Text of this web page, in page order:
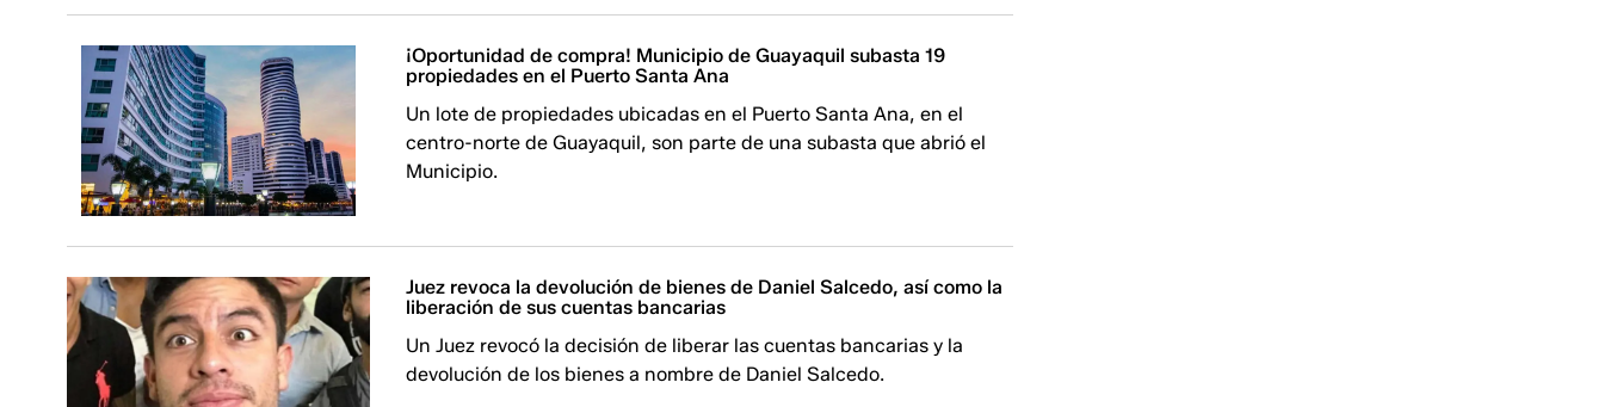
¡Oportunidad de compra! Municipio de Guayaquil subasta 19
propiedades en el Puerto Santa Ana
Un lote de propiedades ubicadas en el Puerto Santa Ana, en el
centro-norte de Guayaquil, son parte de una subasta que abrió el
Municipio.
Juez revoca la devolución de bienes de Daniel Salcedo, así como la
liberación de sus cuentas bancarias
Un Juez revocó la decisión de liberar las cuentas bancarias y la
devolución de los bienes a nombre de Daniel Salcedo.